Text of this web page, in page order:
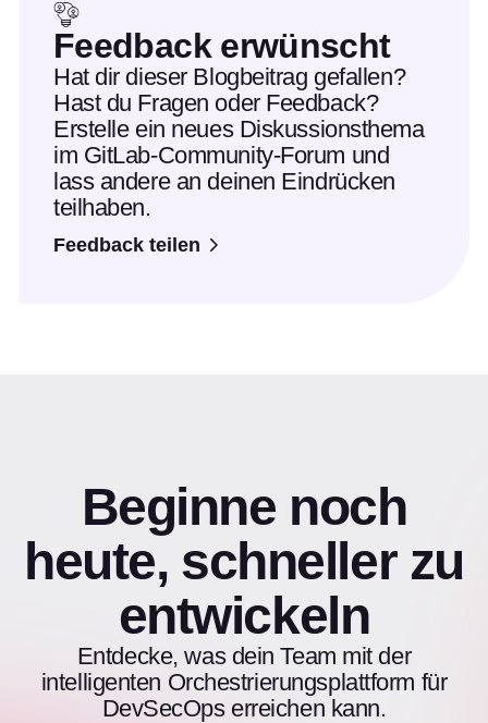
Feedback erwünscht
Hat dir dieser Blogbeitrag gefallen?
Hast du Fragen oder Feedback?
Erstelle ein neues Diskussionsthema
im GitLab-Community-Forum und
lass andere an deinen Eindrücken
teilhaben.
Feedback teilen
Beginne noch
heute, schneller zu
entwickeln
Entdecke, was dein Team mit der
intelligenten Orchestrierungsplattform für
DevSecOps erreichen kann.